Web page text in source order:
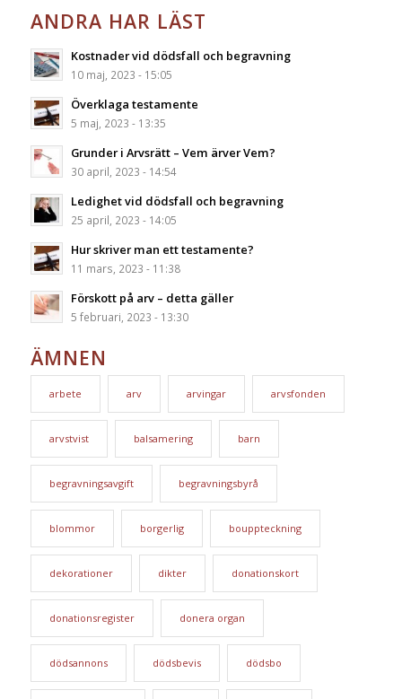
ANDRA HAR LÄST
Kostnader vid dödsfall och begravning
10 maj, 2023 - 15:05
Överklaga testamente
5 maj, 2023 - 13:35
Grunder i Arvsrätt – Vem ärver Vem?
30 april, 2023 - 14:54
Ledighet vid dödsfall och begravning
25 april, 2023 - 14:05
Hur skriver man ett testamente?
11 mars, 2023 - 11:38
Förskott på arv – detta gäller
5 februari, 2023 - 13:30
ÄMNEN
arbete arv arvingar arvsfonden
arvstvist balsamering barn
begravningsavgift begravningsbyrå
blommor borgerlig bouppteckning
dekorationer dikter donationskort
donationsregister donera organ
dödsannons dödsbevis dödsbo